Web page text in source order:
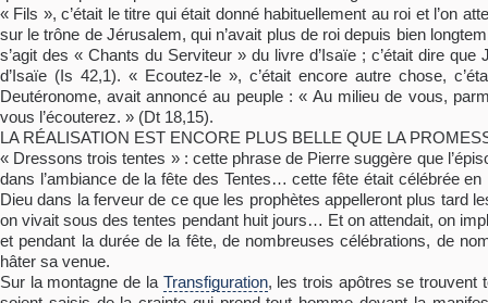
« Fils », c’était le titre qui était donné habituellement au roi et l’on
sur le trône de Jérusalem, qui n’avait plus de roi depuis bien
s’agit des « Chants du Serviteur » du livre d’Isaïe ; c’était dire
d’Isaïe (Is 42,1). « Ecoutez-le », c’était encore autre chose,
Deutéronome, avait annoncé au peuple : « Au milieu de vous,
vous l’écouterez. » (Dt 18,15).
LA RÉALISATION EST ENCORE PLUS BELLE QUE LA
« Dressons trois tentes » : cette phrase de Pierre suggère que
dans l’ambiance de la fête des Tentes… cette fête était célébrée
Dieu dans la ferveur de ce que les prophètes appelleront plus tard
on vivait sous des tentes pendant huit jours… Et on attendait, on
et pendant la durée de la fête, de nombreuses célébrations, de
hâter sa venue.
Sur la montagne de la Transfiguration, les trois apôtres se trouvent